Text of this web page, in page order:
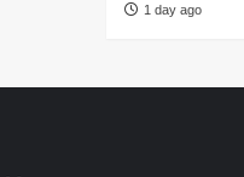
1 day ago